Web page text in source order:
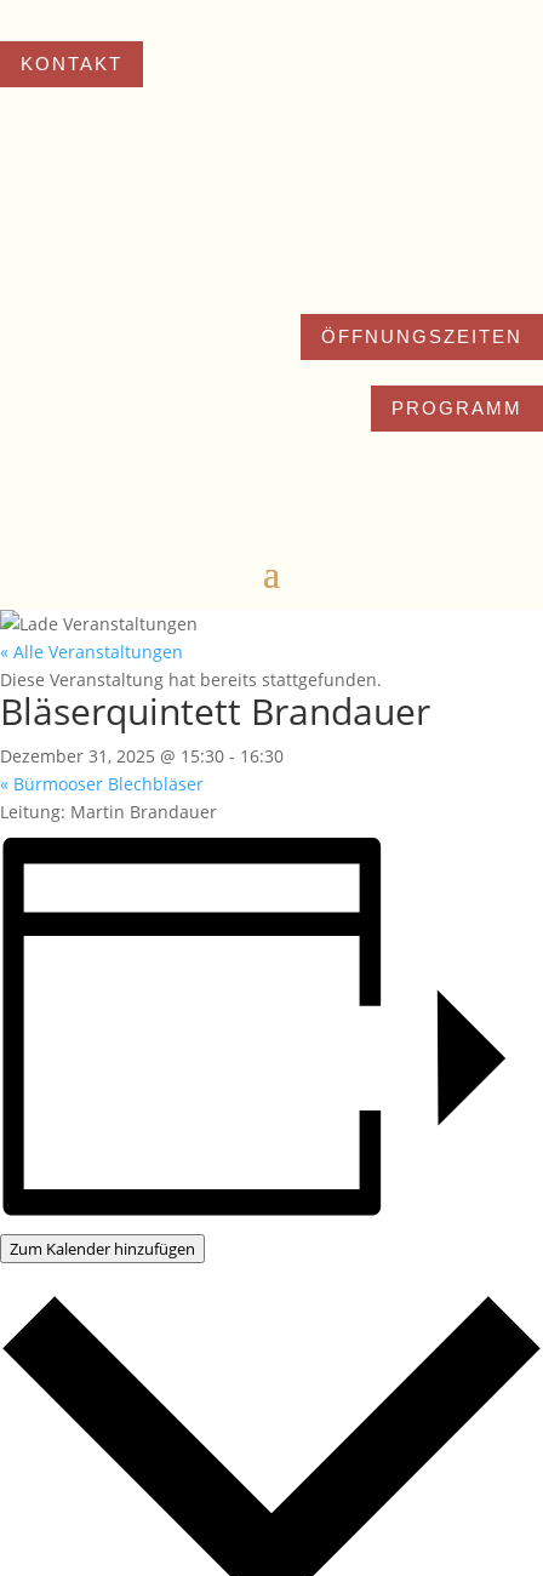
KONTAKT
ÖFFNUNGSZEITEN
PROGRAMM
« Alle Veranstaltungen
Diese Veranstaltung hat bereits stattgefunden.
Bläserquintett Brandauer
Dezember 31, 2025 @ 15:30 - 16:30
« Bürmooser Blechbläser
Leitung: Martin Brandauer
Zum Kalender hinzufügen